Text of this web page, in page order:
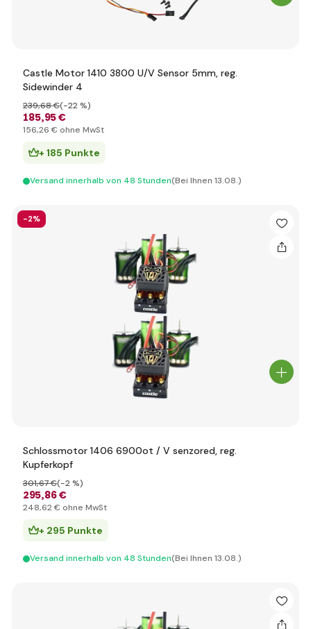
Castle Motor 1410 3800 U/V Sensor 5mm, reg.
Sidewinder 4
185,95 €
239,68 €(-22 %)
156,26 € ohne MwSt
+ 185 Punkte
Versand innerhalb von 48 Stunden(Bei Ihnen 13.08.)
-2%
Schlossmotor 1406 6900ot / V senzored, reg.
Kupferkopf
295,86 €
301,67 €(-2 %)
248,62 € ohne MwSt
+ 295 Punkte
Versand innerhalb von 48 Stunden(Bei Ihnen 13.08.)